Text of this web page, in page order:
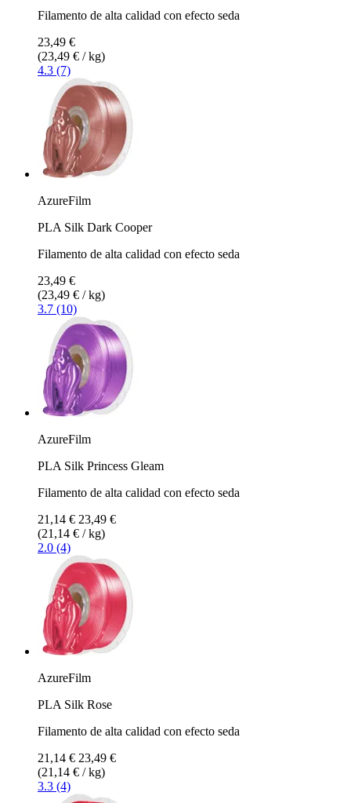
Filamento de alta calidad con efecto seda
23,49 €
(23,49 € / kg)
4.3 (7)
AzureFilm
PLA Silk Dark Cooper
Filamento de alta calidad con efecto seda
23,49 €
(23,49 € / kg)
3.7 (10)
AzureFilm
PLA Silk Princess Gleam
Filamento de alta calidad con efecto seda
21,14 € 23,49 €
(21,14 € / kg)
2.0 (4)
AzureFilm
PLA Silk Rose
Filamento de alta calidad con efecto seda
21,14 € 23,49 €
(21,14 € / kg)
3.3 (4)